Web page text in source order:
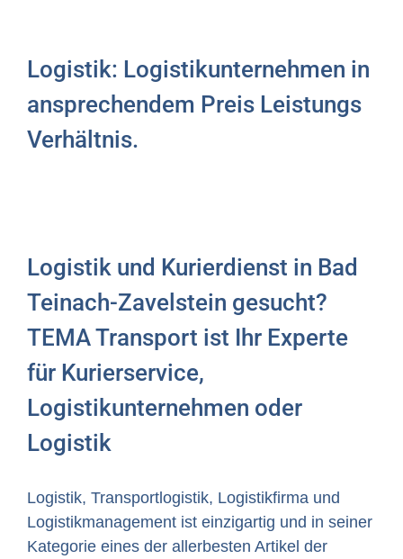
Logistik: Logistikunternehmen in
ansprechendem Preis Leistungs
Verhältnis.
Logistik und Kurierdienst in Bad
Teinach-Zavelstein gesucht?
TEMA Transport ist Ihr Experte
für Kurierservice,
Logistikunternehmen oder
Logistik
Logistik, Transportlogistik, Logistikfirma und
Logistikmanagement ist einzigartig und in seiner
Kategorie eines der allerbesten Artikel der